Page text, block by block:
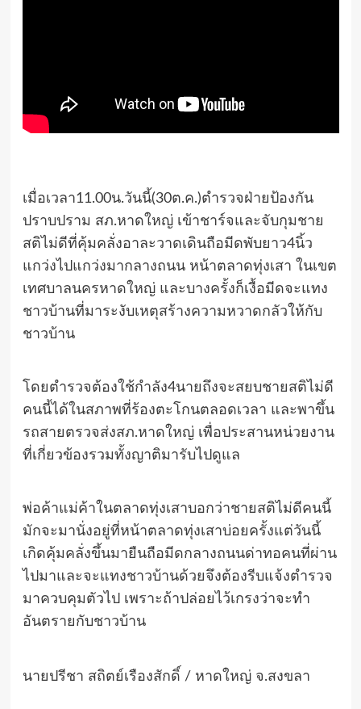
เมื่อเวลา11.00น.วันนี้(30ต.ค.)ตำรวจฝ่ายป้องกัน
ปราบปราม สภ.หาดใหญ่ เข้าชาร์จและจับกุมชาย
สติไม่ดีที่คุ้มคลั่งอาละวาดเดินถือมีดพับยาว4นิ้ว
แกว่งไปแกว่งมากลางถนน หน้าตลาดทุ่งเสา ในเขต
เทศบาลนครหาดใหญ่ และบางครั้งก็เงื้อมีดจะแทง
ชาวบ้านที่มาระงับเหตุสร้างความหวาดกลัวให้กับ
ชาวบ้าน
โดยตำรวจต้องใช้กำลัง4นายถึงจะสยบชายสติไม่ดี
คนนี้ได้ในสภาพที่ร้องตะโกนตลอดเวลา และพาขึ้น
รถสายตรวจส่งสภ.หาดใหญ่ เพื่อประสานหน่วยงาน
ที่เกี่ยวข้องรวมทั้งญาติมารับไปดูแล
พ่อค้าแม่ค้าในตลาดทุ่งเสาบอกว่าชายสติไม่ดีคนนี้
มักจะมานั่งอยู่ที่หน้าตลาดทุ่งเสาบ่อยครั้งแต่วันนี้
เกิดคุ้มคลั่งขึ้นมายืนถือมีดกลางถนนด่าทอคนที่ผ่าน
ไปมาและจะแทงชาวบ้านด้วยจึงต้องรีบแจ้งตำรวจ
มาควบคุมตัวไป เพราะถ้าปล่อยไว้เกรงว่าจะทำ
อันตรายกับชาวบ้าน
นายปรีชา สถิตย์เรืองสักดิ์ / หาดใหญ่ จ.สงขลา